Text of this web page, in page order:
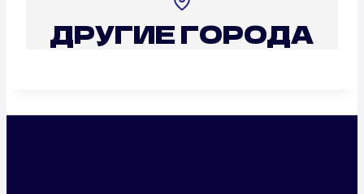
ДРУГИЕ ГОРОДА